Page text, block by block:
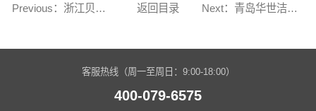
Previous：浙江贝因美婴童总部 返回目录 Next：青岛华世洁新材料科技集团股份有限公司
客服热线（周一至周日：9:00-18:00）
400-079-6575